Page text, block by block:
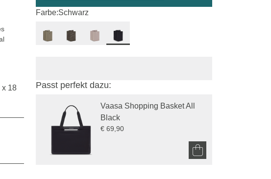
Farbe:Schwarz
Passt perfekt dazu:
Vaasa Shopping Basket All
Black
€ 69,90
x 18